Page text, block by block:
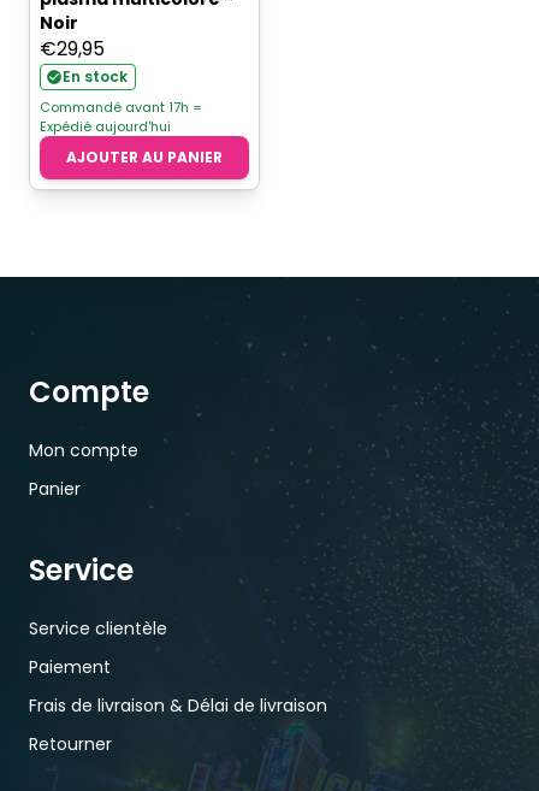
Noir
€29,95
En stock
Commandé avant 17h =
Expédié aujourd'hui
AJOUTER AU PANIER
Compte
Mon compte
Panier
Service
Service clientèle
Paiement
Frais de livraison & Délai de livraison
Retourner